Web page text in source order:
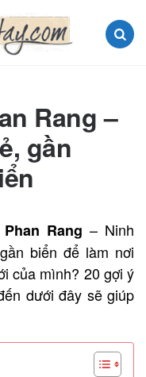
Rang –
gần
Rang – Ninh
biển để làm nơi
của mình? 20 gợi ý
dưới đây sẽ giúp